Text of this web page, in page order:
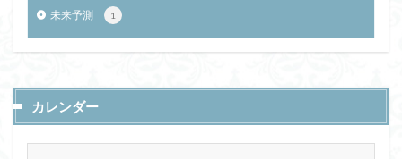
未来予測 1
カレンダー